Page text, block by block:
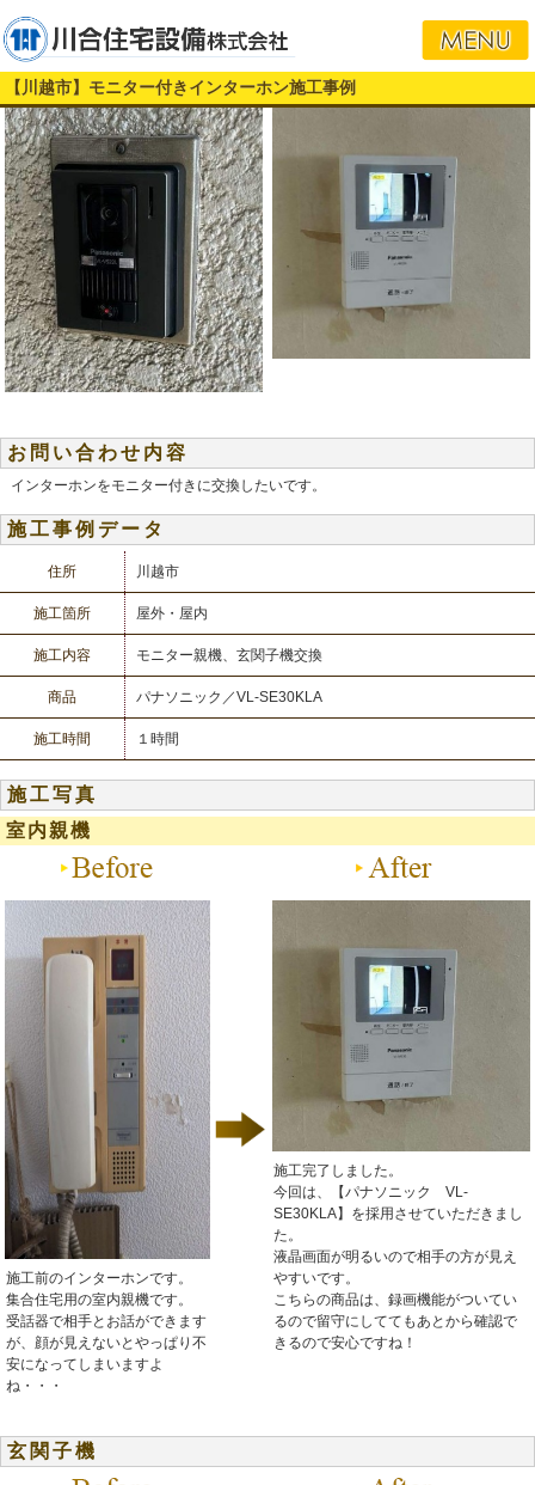
【川越市】モニター付きインターホン施工事例
お問い合わせ内容
インターホンをモニター付きに交換したいです。
施工事例データ
住所 川越市
施工箇所 屋外・屋内
施工内容 モニター親機、玄関子機交換
商品 パナソニック／VL-SE30KLA
施工時間 １時間
施工写真
室内親機
施工前のインターホンです。
集合住宅用の室内親機です。
受話器で相手とお話ができます
が、顔が見えないとやっぱり不
安になってしまいますよ
ね・・・
施工完了しました。
今回は、【パナソニック VL-
SE30KLA】を採用させていただきまし
た。
液晶画面が明るいので相手の方が見え
やすいです。
こちらの商品は、録画機能がついてい
るので留守にしててもあとから確認で
きるので安心ですね！
玄関子機